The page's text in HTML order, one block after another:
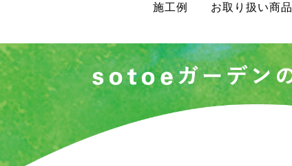
施工例 お取り扱い商品